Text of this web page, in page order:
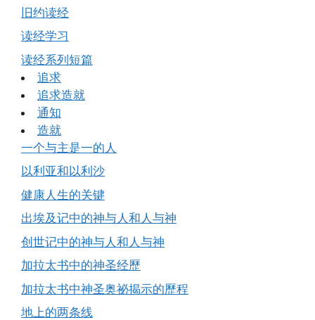
旧约读经
读经学习
读经系列短篇
追求
追求造就
通知
造就
一个与主是一的人
以利亚和以利沙
健康人生的关键
出埃及记中的神与人和人与神
创世记中的神与人和人与神
加拉太书中的神圣经歷
加拉太书中神圣奥祕揭示的歷程
地上的两条线